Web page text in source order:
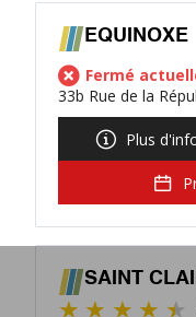
EQUINOXE
Fermé
33b Rue de la
Plus
SAINT